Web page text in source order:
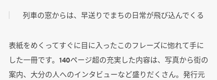
列車の窓からは、早送りでまちの日常が飛び込んでくる
表紙をめくってすぐに目に入ったこのフレーズに惚れて手に
した一冊です。140ページ超の充実した内容は、写真から街の
案内、大分の人へのインタビューなど盛りだくさん。発行元